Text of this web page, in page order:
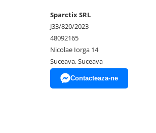
Sparctix SRL
J33/820/2023
48092165
Nicolae Iorga 14
Suceava, Suceava
Contacteaza-ne